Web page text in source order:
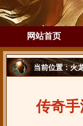
网站首页
当前位置：火
传奇手